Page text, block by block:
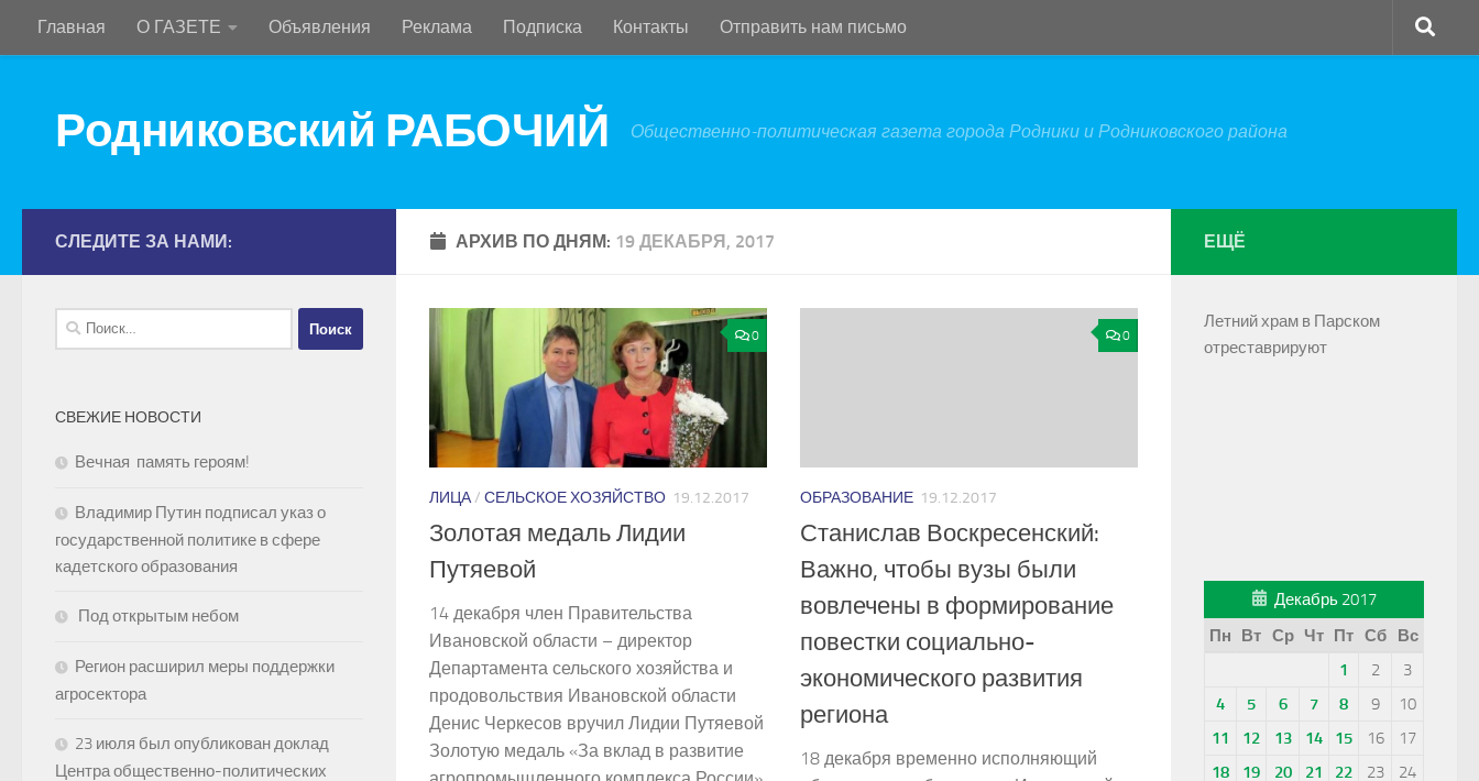
Перейти к содержимому
Главная О ГАЗЕТЕ Объявления Реклама Подписка Контакты Отправить нам письмо
Родниковский РАБОЧИЙ Общественно-политическая газета города Родники и Родниковского района
АРХИВ ПО ДНЯМ: 19 ДЕКАБРЯ, 2017
0
ЛИЦА/ СЕЛЬСКОЕ ХОЗЯЙСТВО 19.12.2017
Золотая медаль Лидии
Путяевой
14 декабря член Правительства
Ивановской области – директор
Департамента сельского хозяйства и
продовольствия Ивановской области
Денис Черкесов вручил Лидии Путяевой
Золотую медаль «За вклад в развитие
0
ОБРАЗОВАНИЕ 19.12.2017
Станислав Воскресенский:
Важно, чтобы вузы были
вовлечены в формирование
повестки социально-
экономического развития
региона
18 декабря временно исполняющий
СЛЕДИТЕ ЗА НАМИ:
Найти:
СВЕЖИЕ НОВОСТИ
Вечная память героям!
Владимир Путин подписал указ о
государственной политике в сфере
кадетского образования
Под открытым небом
Регион расширил меры поддержки
агросектора
23 июля был опубликован доклад
Центра общественно-политических
ЕЩЁ
Летний храм в Парском
отреставрируют
Декабрь 2017
Пн
Вт Ср Чт Пт Сб
Вс
1
2
3
4
5 6 7 8 9
10
11
12 13 14 15 16
17
18
19 20 21 22 23
24